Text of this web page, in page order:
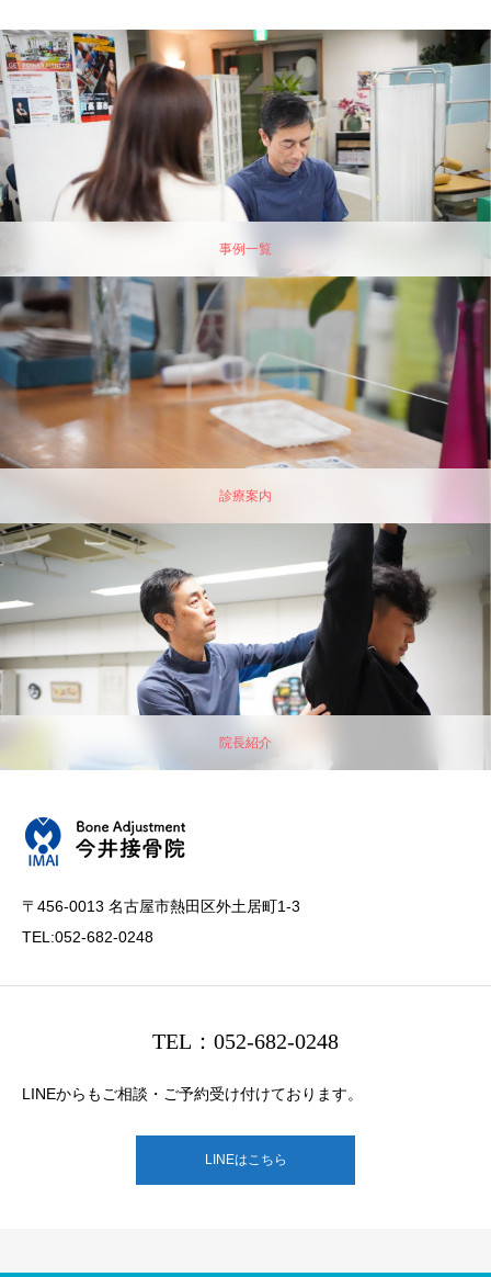
事例一覧
診療案内
院長紹介
〒456-0013 名古屋市熱田区外土居町1-3
TEL:052-682-0248
TEL：052-682-0248
LINEからもご相談・ご予約受け付けております。
LINEはこちら